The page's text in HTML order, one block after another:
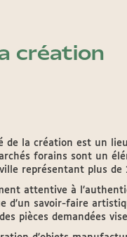
création
de la création est un
forains sont un
représentant plus
attentive à
d’un savoir-faire
pièces demandées